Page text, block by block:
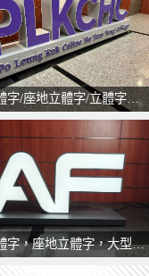
大型立體字/座地立體字/立體字製作/訂製立體字/金屬座地立體字
LED立體字，座地立體字，大型立體字，立體字製作